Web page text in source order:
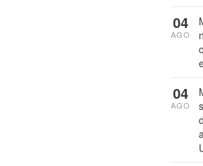
04
AGO
04
AGO